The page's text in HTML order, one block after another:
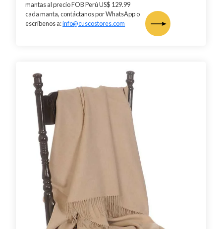
mantas al precio FOB Perú US$ 129.99
cada manta, contáctanos por WhatsApp o
escríbenos a:info@cuscostores.com